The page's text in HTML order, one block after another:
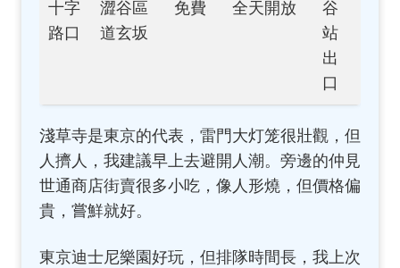
十字
路口
澀谷區
道玄坂
免費 全天開放
谷
站
出
口
淺草寺是東京的代表，雷門大灯笼很壯觀，但
人擠人，我建議早上去避開人潮。旁邊的仲見
世通商店街賣很多小吃，像人形燒，但價格偏
貴，嘗鮮就好。
東京迪士尼樂園好玩，但排隊時間長，我上次